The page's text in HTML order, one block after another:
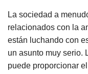
La sociedad a
relacionados con la
están luchando con
un asunto muy serio.
puede proporcionar